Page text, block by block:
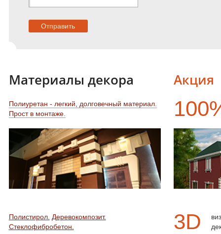
Акция
3D
Материалы декора
Полиуретан - легкий, долговечный материал.
Прост в монтаже.
Полистирол. Деревокомпозит.
Стеклофибробетон.